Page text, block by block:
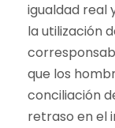
igualdad real
la utilización
que los
conciliación
retraso en el